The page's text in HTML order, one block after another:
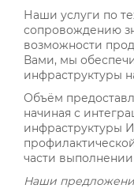
Наши услуги по
сопровождению
возможности
Вами, мы
инфраструктуры
Объём
начиная с
инфраструктуры
части
Наши